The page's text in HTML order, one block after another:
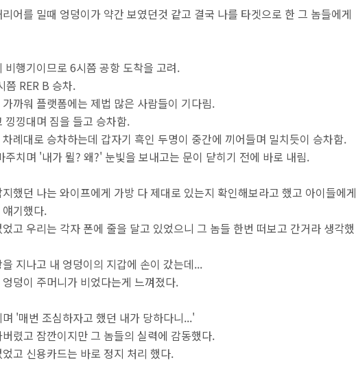
어를 밀때 엉덩이가 약간 보였던것 같고 결국 나를 타겟으로 한 그 놈들에게
비행기이므로 6시쯤 공항 도착을 고려.
쯤 RER B 승차.
까워 플랫폼에는 제법 많은 사람들이 기다림.
낑낑대며 짐을 들고 승차함.
례대로 승차하는데 갑자기 흑인 두명이 중간에 끼어들며 밀치듯이 승차함.
주치며 '내가 뮐? 왜?' 눈빛을 보내고는 문이 닫히기 전에 바로 내림.
했던 나는 와이프에게 가방 다 제대로 있는지 확인해보라고 했고 아이들에게
기했다.
고 우리는 각자 폰에 줄을 달고 있었으니 그 놈들 한번 떠보고 간거라 생각했
지나고 내 엉덩이의 지갑에 손이 갔는데...
덩이 주머니가 비었다는게 느껴졌다.
'매번 조심하자고 했던 내가 당하다니...'
렸고 잠깐이지만 그 놈들의 실력에 감동했다.
고 신용카드는 바로 정지 처리 했다.